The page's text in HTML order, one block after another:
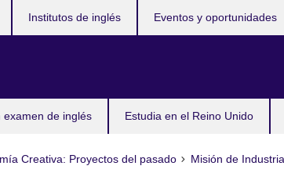
examen de inglés Estudia en el Reino Unido
Institutos de inglés Eventos y oportunidades
Creativa: Proyectos del pasado Misión de